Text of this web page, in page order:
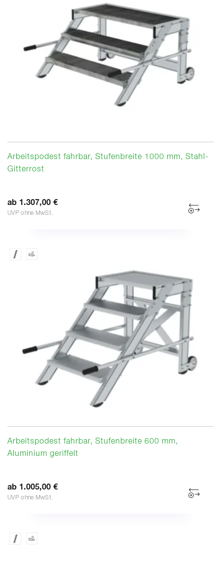
Arbeitspodest fahrbar, Stufenbreite 1000 mm, Stahl-
Gitterrost
ab 1.307,00 €
UVP ohne MwSt.
Arbeitspodest fahrbar, Stufenbreite 600 mm,
Aluminium geriffelt
ab 1.005,00 €
UVP ohne MwSt.